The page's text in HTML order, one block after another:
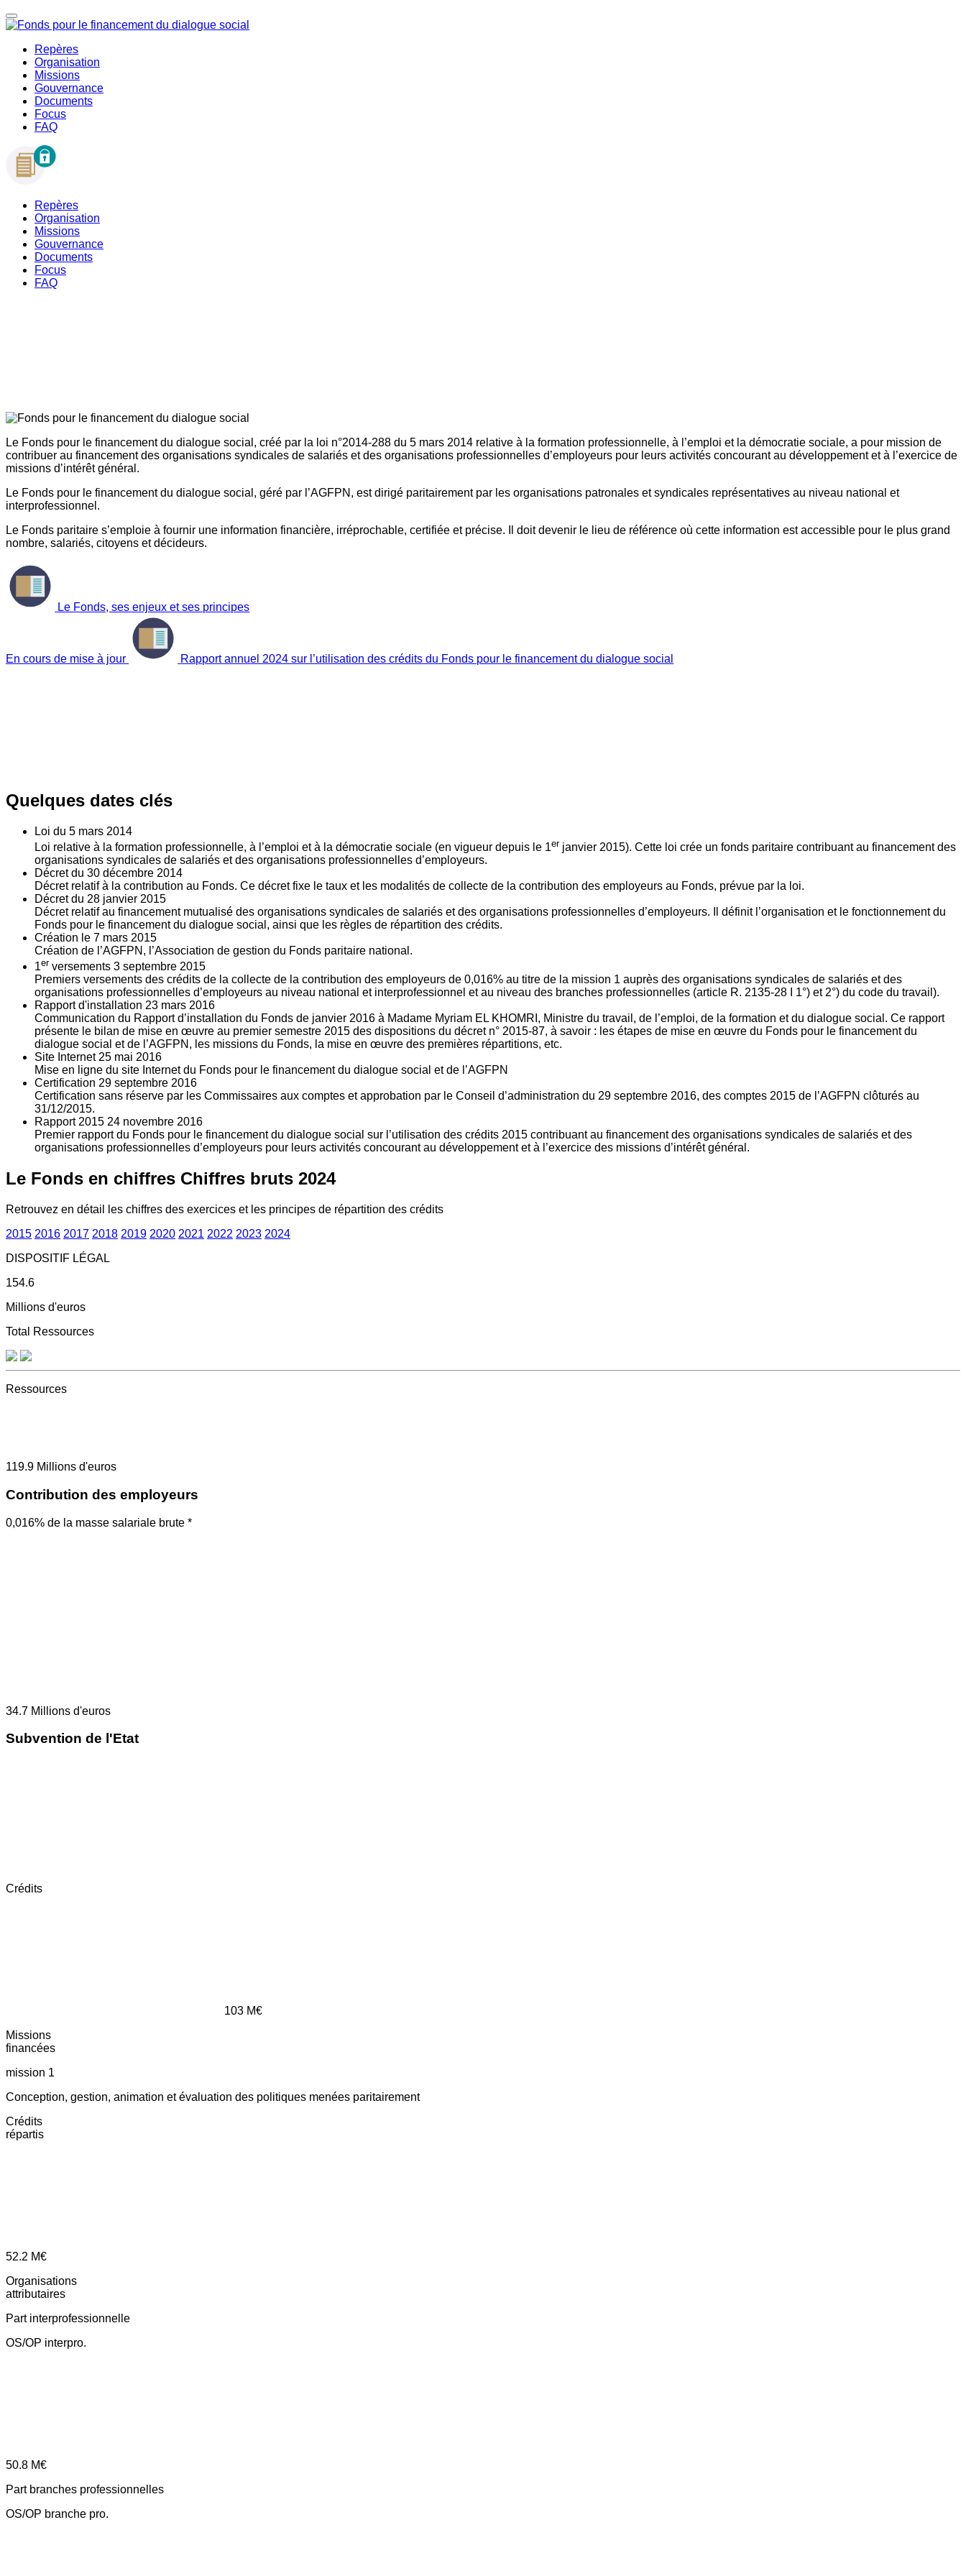
Repères
Organisation
Missions
Gouvernance
Documents
Focus
FAQ
Repères
Organisation
Missions
Gouvernance
Documents
Focus
FAQ
Le Fonds pour le financement du dialogue social, créé par la loi n°2014-288 du 5 mars 2014 relative à la formation professionnelle, à l’emploi et la démocratie sociale, a pour mission de
contribuer au financement des organisations syndicales de salariés et des organisations professionnelles d’employeurs pour leurs activités concourant au développement et à l’exercice de
missions d’intérêt général.
Le Fonds pour le financement du dialogue social, géré par l’AGFPN, est dirigé paritairement par les organisations patronales et syndicales représentatives au niveau national et
interprofessionnel.
Le Fonds paritaire s’emploie à fournir une information financière, irréprochable, certifiée et précise. Il doit devenir le lieu de référence où cette information est accessible pour le plus grand
nombre, salariés, citoyens et décideurs.
Le Fonds, ses enjeux et ses principes
En cours de mise à jour Rapport annuel 2024 sur l’utilisation des crédits du Fonds pour le financement du dialogue social
Quelques dates clés
Loi du 5 mars 2014
Loi relative à la formation professionnelle, à l’emploi et à la démocratie sociale (en vigueur depuis le 1er janvier 2015). Cette loi crée un fonds paritaire contribuant au financement des
organisations syndicales de salariés et des organisations professionnelles d’employeurs.
Décret du 30 décembre 2014
Décret relatif à la contribution au Fonds. Ce décret fixe le taux et les modalités de collecte de la contribution des employeurs au Fonds, prévue par la loi.
Décret du 28 janvier 2015
Décret relatif au financement mutualisé des organisations syndicales de salariés et des organisations professionnelles d’employeurs. Il définit l’organisation et le fonctionnement du
Fonds pour le financement du dialogue social, ainsi que les règles de répartition des crédits.
Création le 7 mars 2015
Création de l’AGFPN, l’Association de gestion du Fonds paritaire national.
1er versements 3 septembre 2015
Premiers versements des crédits de la collecte de la contribution des employeurs de 0,016% au titre de la mission 1 auprès des organisations syndicales de salariés et des
organisations professionnelles d’employeurs au niveau national et interprofessionnel et au niveau des branches professionnelles (article R. 2135‐28 I 1°) et 2°) du code du travail).
Rapport d'installation 23 mars 2016
Communication du Rapport d’installation du Fonds de janvier 2016 à Madame Myriam EL KHOMRI, Ministre du travail, de l’emploi, de la formation et du dialogue social. Ce rapport
présente le bilan de mise en œuvre au premier semestre 2015 des dispositions du décret n° 2015-87, à savoir : les étapes de mise en œuvre du Fonds pour le financement du
dialogue social et de l’AGFPN, les missions du Fonds, la mise en œuvre des premières répartitions, etc.
Site Internet 25 mai 2016
Mise en ligne du site Internet du Fonds pour le financement du dialogue social et de l’AGFPN
Certification 29 septembre 2016
Certification sans réserve par les Commissaires aux comptes et approbation par le Conseil d’administration du 29 septembre 2016, des comptes 2015 de l’AGFPN clôturés au
31/12/2015.
Rapport 2015 24 novembre 2016
Premier rapport du Fonds pour le financement du dialogue social sur l’utilisation des crédits 2015 contribuant au financement des organisations syndicales de salariés et des
organisations professionnelles d’employeurs pour leurs activités concourant au développement et à l’exercice des missions d’intérêt général.
Le Fonds en chiffres Chiffres bruts 2024
Retrouvez en détail les chiffres des exercices et les principes de répartition des crédits
2015 2016 2017 2018 2019 2020 2021 2022 2023 2024
DISPOSITIF LÉGAL
154.6
Millions d'euros
Total Ressources
Ressources
119.9 Millions d'euros
Contribution des employeurs
0,016% de la masse salariale brute *
34.7 Millions d'euros
Subvention de l'Etat
Crédits
103 M€
Missions
financées
mission 1
Conception, gestion, animation et évaluation des politiques menées paritairement
Crédits
répartis
52.2 M€
Organisations
attributaires
Part interprofessionnelle
OS/OP interpro.
50.8 M€
Part branches professionnelles
OS/OP branche pro.